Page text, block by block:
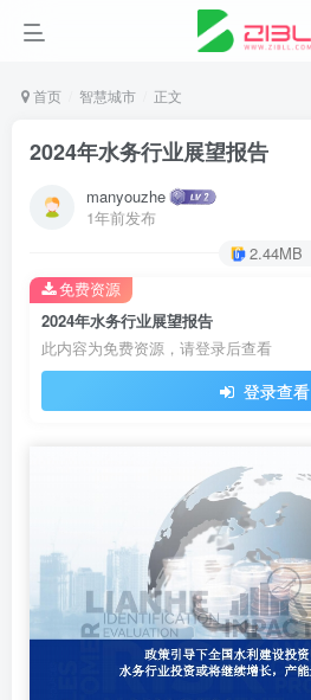
首页 智慧城市 正文
2024年水务行业展望报告
manyouzhe
1年前发布
2.44MB
2024年水务行业展望报告
此内容为免费资源，请登录后查看
登录查看
免费资源